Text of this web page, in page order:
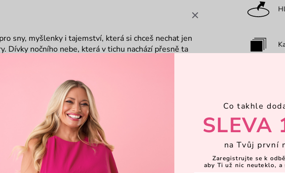
sny, myšlenky i tajemství, která si chceš nechat jen
Dívky nočního nebe, která v tichu nachází přesně ta
připomínkou, že i v nejhlubší tmě můžeš najít svůj
největší hloubku.
a praktickým parťákem na každý den. Nabízí
jištěním. Zipem a magnetem, aby Tvé poklady
najdeš skrytou kapsičku na zip na cennosti, zatímco
na mobil a drobnosti. O Tvé pohodlí se postarají
se Ti přizpůsobí stejně lehce jako večerní vánek.
Vushie, která se zrodila z kolekce značky
tichá a svobodná, kde každý kousek vypráví svůj
Co takhle
SLEVA
na Tvůj první
Zaregistrujte se k
aby Ti už nic neuteklo, a